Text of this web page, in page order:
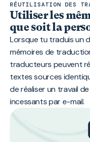
RÉUTILISATION DES
Utiliser les
que soit la
Lorsque tu traduis un
mémoires de
traducteurs peuvent
textes sources
de réaliser un travail
incessants par e-mail.